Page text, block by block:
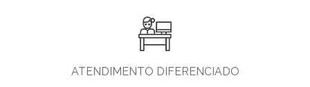
ATENDIMENTO DIFERENCIADO